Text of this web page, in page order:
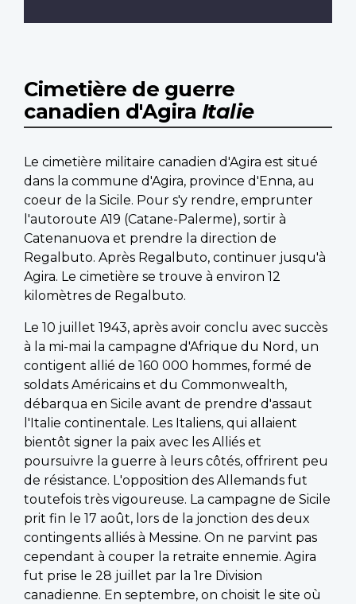
Cimetière de guerre
canadien d'Agira Italie
Le cimetière militaire canadien d'Agira est situé
dans la commune d'Agira, province d'Enna, au
coeur de la Sicile. Pour s'y rendre, emprunter
l'autoroute A19 (Catane-Palerme), sortir à
Catenanuova et prendre la direction de
Regalbuto. Après Regalbuto, continuer jusqu'à
Agira. Le cimetière se trouve à environ 12
kilomètres de Regalbuto.
Le 10 juillet 1943, après avoir conclu avec succès
à la mi-mai la campagne d'Afrique du Nord, un
contigent allié de 160 000 hommes, formé de
soldats Américains et du Commonwealth,
débarqua en Sicile avant de prendre d'assaut
l'Italie continentale. Les Italiens, qui allaient
bientôt signer la paix avec les Alliés et
poursuivre la guerre à leurs côtés, offrirent peu
de résistance. L'opposition des Allemands fut
toutefois très vigoureuse. La campagne de Sicile
prit fin le 17 août, lors de la jonction des deux
contingents alliés à Messine. On ne parvint pas
cependant à couper la retraite ennemie. Agira
fut prise le 28 juillet par la 1re Division
canadienne. En septembre, on choisit le site où